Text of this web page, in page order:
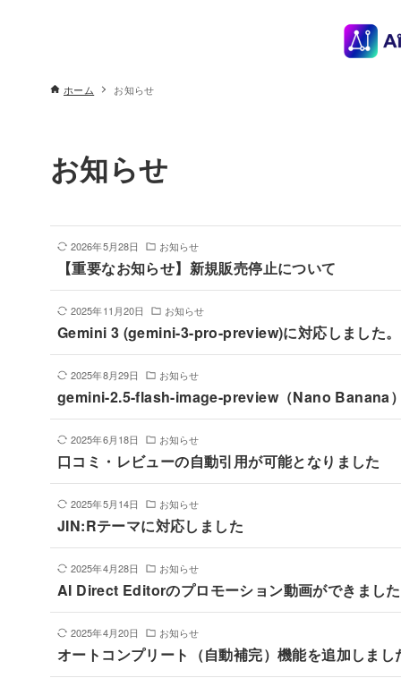
ホーム お知らせ
お知らせ
2026年5月28日 お知らせ
【重要なお知らせ】新規販売停止について
2025年11月20日 お知らせ
Gemini 3 (gemini-3-pro-preview)に対応しました。
2025年8月29日 お知らせ
gemini-2.5-flash-image-preview（Nano Banana
2025年6月18日 お知らせ
口コミ・レビューの自動引用が可能となりました
2025年5月14日 お知らせ
JIN:Rテーマに対応しました
2025年4月28日 お知らせ
AI Direct Editorのプロモーション動画ができました
2025年4月20日 お知らせ
オートコンプリート（自動補完）機能を追加しまし